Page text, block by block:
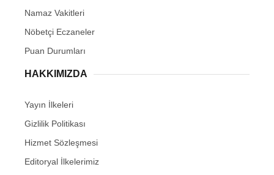
Namaz Vakitleri
Nöbetçi Eczaneler
Puan Durumları
HAKKIMIZDA
Yayın İlkeleri
Gizlilik Politikası
Hizmet Sözleşmesi
Editoryal İlkelerimiz